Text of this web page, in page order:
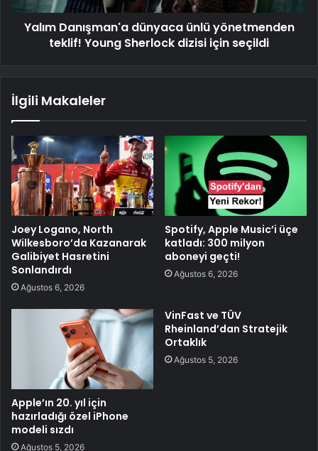
Yalım Danışman'a dünyaca ünlü yönetmenden
teklif! Young Sherlock dizisi için seçildi
İlgili Makaleler
Joey Logano, North
Wilkesboro’da Kazanarak
Galibiyet Hasretini
Sonlandırdı
Ağustos 6, 2026
Spotify, Apple Music’i üçe
katladı: 300 milyon
aboneyi geçti!
Ağustos 6, 2026
Apple’ın 20. yıl için
hazırladığı özel iPhone
modeli sızdı
Ağustos 5, 2026
VinFast ve TÜV
Rheinland’dan Stratejik
Ortaklık
Ağustos 5, 2026